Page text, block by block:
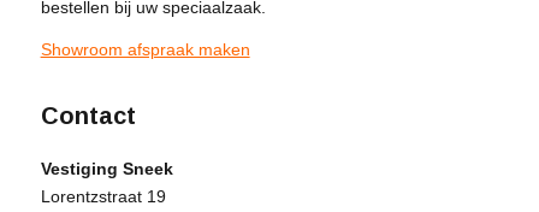
bestellen bij uw speciaalzaak.
Showroom afspraak maken
Contact
Vestiging Sneek
Lorentzstraat 19